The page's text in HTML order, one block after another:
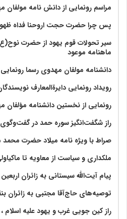
مراسم رونمایی از دانش نامه مولفان
پس چرا حضرت حجت اروحنا فداه
سیر تحولات قوم یهود از حضرت
ماهنامه موعود
دانشنامه مولفان مهدوی رسما
رویداد رونمایی دایرةالمعارف
رونمایی از نخستین دانشنامه
راز شگفت‌انگیز سوره حمد در
صراط با ویژه نامه میلاد حضرت
ملکداری و سیاست از معاویه تا
پیام آیت‌الله سیستانی به زائران
توصیه‌های حاج‌آقا مجتبی به زائران
راز کین جویی غرب و یهود علیه اسلام